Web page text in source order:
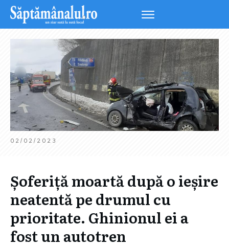
02/02/2023
Șoferiță moartă după o ieșire
neatentă pe drumul cu
prioritate. Ghinionul ei a
fost un autotren